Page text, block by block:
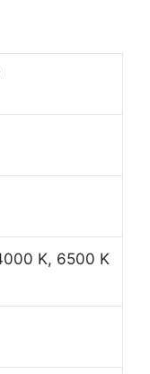
K, 6500 K